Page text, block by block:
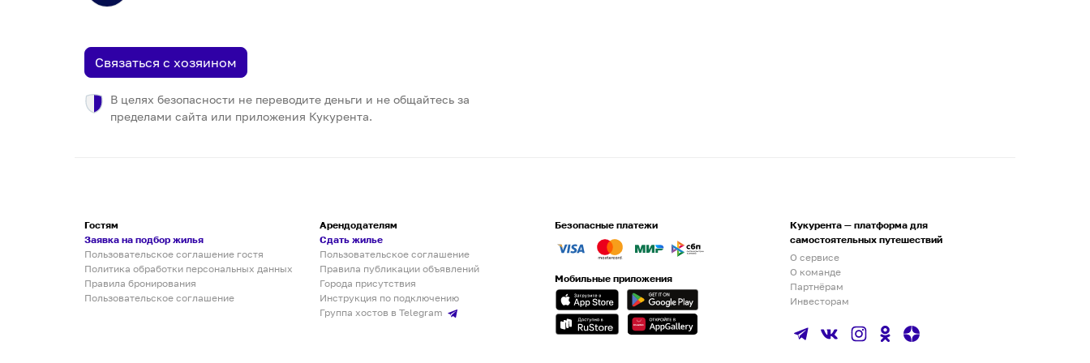
Связаться с хозяином
В целях безопасности не переводите деньги и не общайтесь за
пределами сайта или приложения Кукурента.
Гостям
Заявка на подбор жилья
Пользовательское соглашение гостя
Политика обработки персональных данных
Правила бронирования
Пользовательское соглашение
Арендодателям
Сдать жилье
Пользовательское соглашение
Правила публикации объявлений
Города присутствия
Инструкция по подключению
Группа хостов в Telegram
Безопасные платежи
Мобильные приложения
Кукурента — платформа для
самостоятельных путешествий
О сервисе
О команде
Партнёрам
Инвесторам